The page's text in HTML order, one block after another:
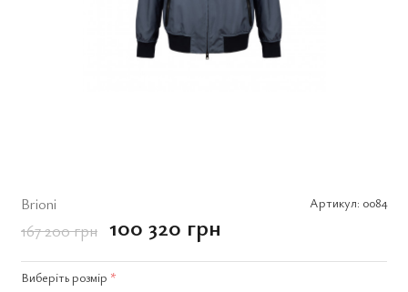
Brioni Артикул: 0084
167 200 грн 100 320 грн
Виберіть розмір *